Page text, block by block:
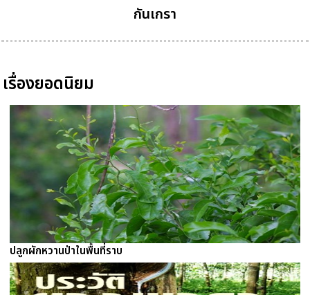
กันเกรา
เรื่องยอดนิยม
ปลูกผักหวานป่าในพื้นที่ราบ